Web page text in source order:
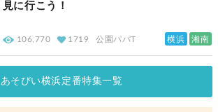
見に行こう！
106,770 1719 公園パパT 横浜 湘南
あそびい横浜定番特集一覧